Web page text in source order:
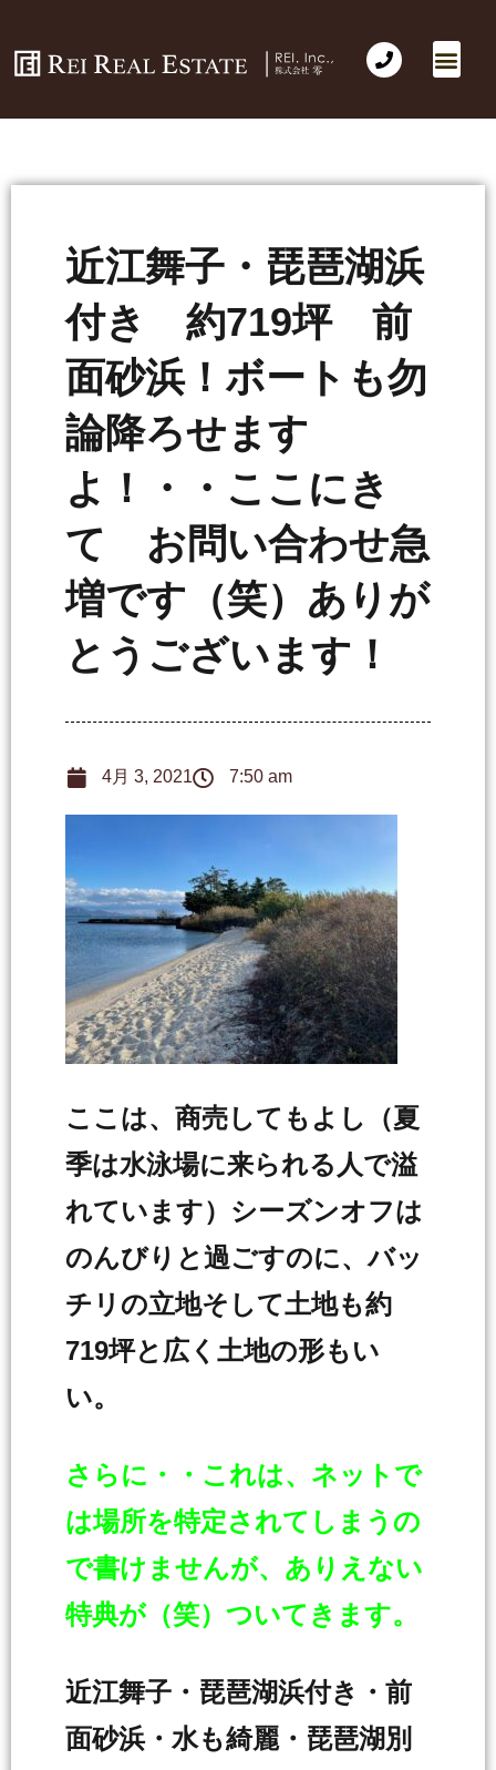
近江舞子・琵琶湖浜
付き 約719坪 前
面砂浜！ボートも勿
論降ろせます
よ！・・ここにき
て お問い合わせ急
増です（笑）ありが
とうございます！
4月 3, 2021 7:50 am
ここは、商売してもよし（夏
季は水泳場に来られる人で溢
れています）シーズンオフは
のんびりと過ごすのに、バッ
チリの立地そして土地も約
719坪と広く土地の形もい
い。
さらに・・これは、ネットで
は場所を特定されてしまうの
で書けませんが、ありえない
特典が（笑）ついてきます。
近江舞子・琵琶湖浜付き・前
面砂浜・水も綺麗・琵琶湖別